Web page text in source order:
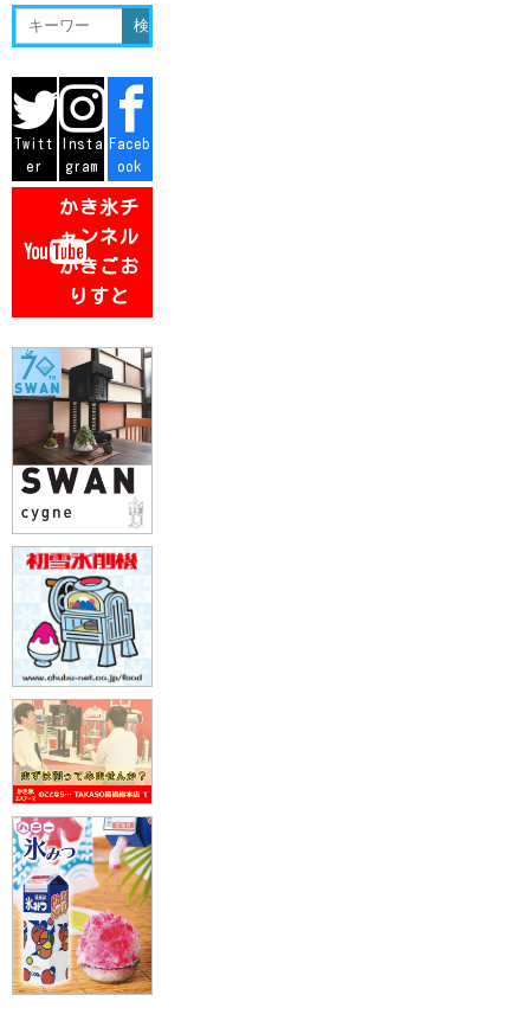
静岡
三重
徳島
愛媛
香川
高知
熊本
宮城
鹿児島
沖縄
Twitt
er
Insta
gram
Faceb
ook
かき氷チ
ャンネル
かきごお
りすと